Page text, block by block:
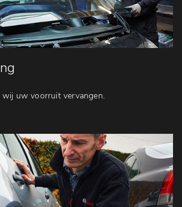
wij uw voorruit vervangen.